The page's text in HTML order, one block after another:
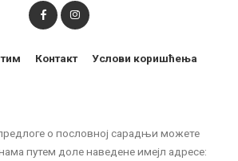
о пословној сарадњи можете
путем доле наведене имејл адресе:
Контакт Услови коришћења